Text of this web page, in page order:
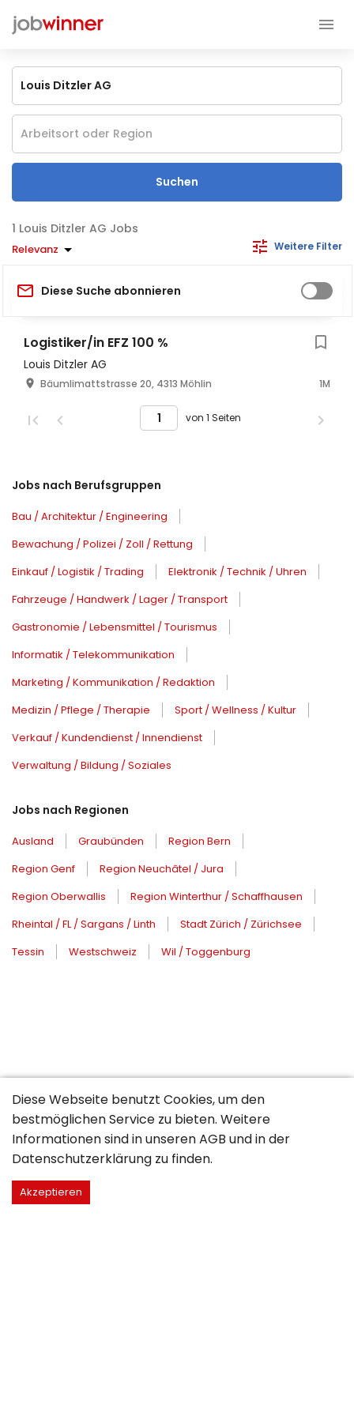
Suchen
Louis Ditzler AG Jobs
Relevanz Weitere Filter
Diese Suche abonnieren
Logistiker/in EFZ 100 %
Louis Ditzler AG
Bäumlimattstrasse 20, 4313 Möhlin 1M
von 1 Seiten
Jobs nach Berufsgruppen
Bau / Architektur / Engineering
Bewachung / Polizei / Zoll / Rettung
Einkauf / Logistik / Trading
Elektronik / Technik / Uhren
Fahrzeuge / Handwerk / Lager / Transport
Gastronomie / Lebensmittel / Tourismus
Informatik / Telekommunikation
Marketing / Kommunikation / Redaktion
Medizin / Pflege / Therapie
Sport / Wellness / Kultur
Verkauf / Kundendienst / Innendienst
Verwaltung / Bildung / Soziales
Jobs nach Regionen
Ausland Graubünden
Region Bern
Region Genf
Region Neuchâtel / Jura
Region Oberwallis
Region Winterthur / Schaffhausen
Rheintal / FL / Sargans / Linth
Stadt Zürich / Zürichsee
Tessin
Westschweiz Wil / Toggenburg
Diese Webseite benutzt Cookies, um den
bestmöglichen Service zu bieten. Weitere
Informationen sind in unserenAGB und in der
Datenschutzerklärung zu finden.
Akzeptieren